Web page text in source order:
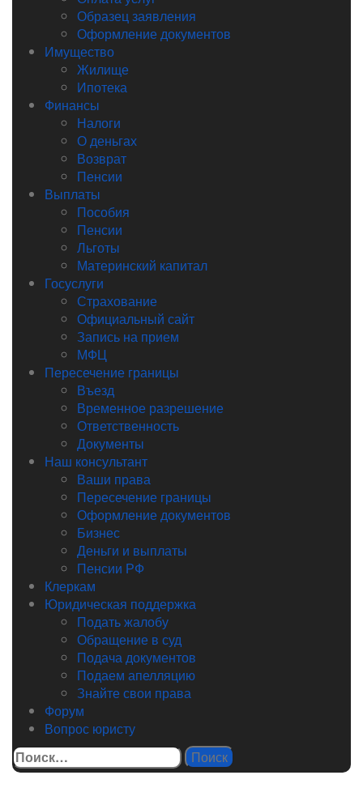
Образец заявления
Оформление документов
Имущество
Жилище
Ипотека
Финансы
Налоги
О деньгах
Возврат
Пенсии
Выплаты
Пособия
Пенсии
Льготы
Материнский капитал
Госуслуги
Страхование
Официальный сайт
Запись на прием
МФЦ
Пересечение границы
Въезд
Временное разрешение
Ответственность
Документы
Наш консультант
Ваши права
Пересечение границы
Оформление документов
Бизнес
Деньги и выплаты
Пенсии РФ
Клеркам
Юридическая поддержка
Подать жалобу
Обращение в суд
Подача документов
Подаем апелляцию
Знайте свои права
Форум
Вопрос юристу
Найти: